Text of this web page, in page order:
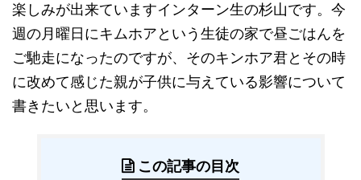
楽しみが出来ていますインターン生の杉山です。今
週の月曜日にキムホアという生徒の家で昼ごはんを
ご馳走になったのですが、そのキンホア君とその時
に改めて感じた親が子供に与えている影響について
書きたいと思います。
この記事の目次